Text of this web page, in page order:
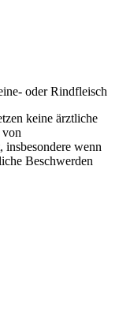
oder Rindfleisch
keine ärztliche
wenn
Beschwerden